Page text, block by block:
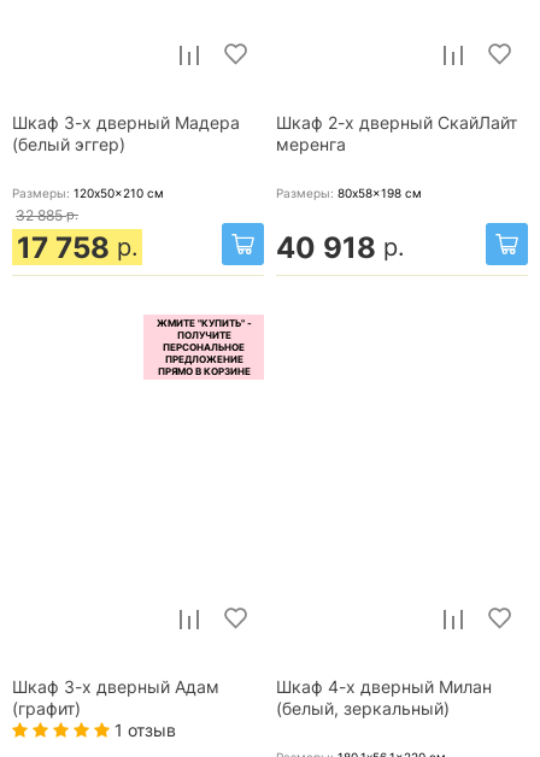
Шкаф 3-х дверный Мадера
(белый эггер)
Размеры: 120x50x210 см
32 885 р.
17 758 р.
Шкаф 2-х дверный СкайЛайт
меренга
Размеры: 80x58x198 см
40 918 р.
Шкаф 3-х дверный Адам
(графит)
1 отзыв
Шкаф 4-х дверный Милан
(белый, зеркальный)